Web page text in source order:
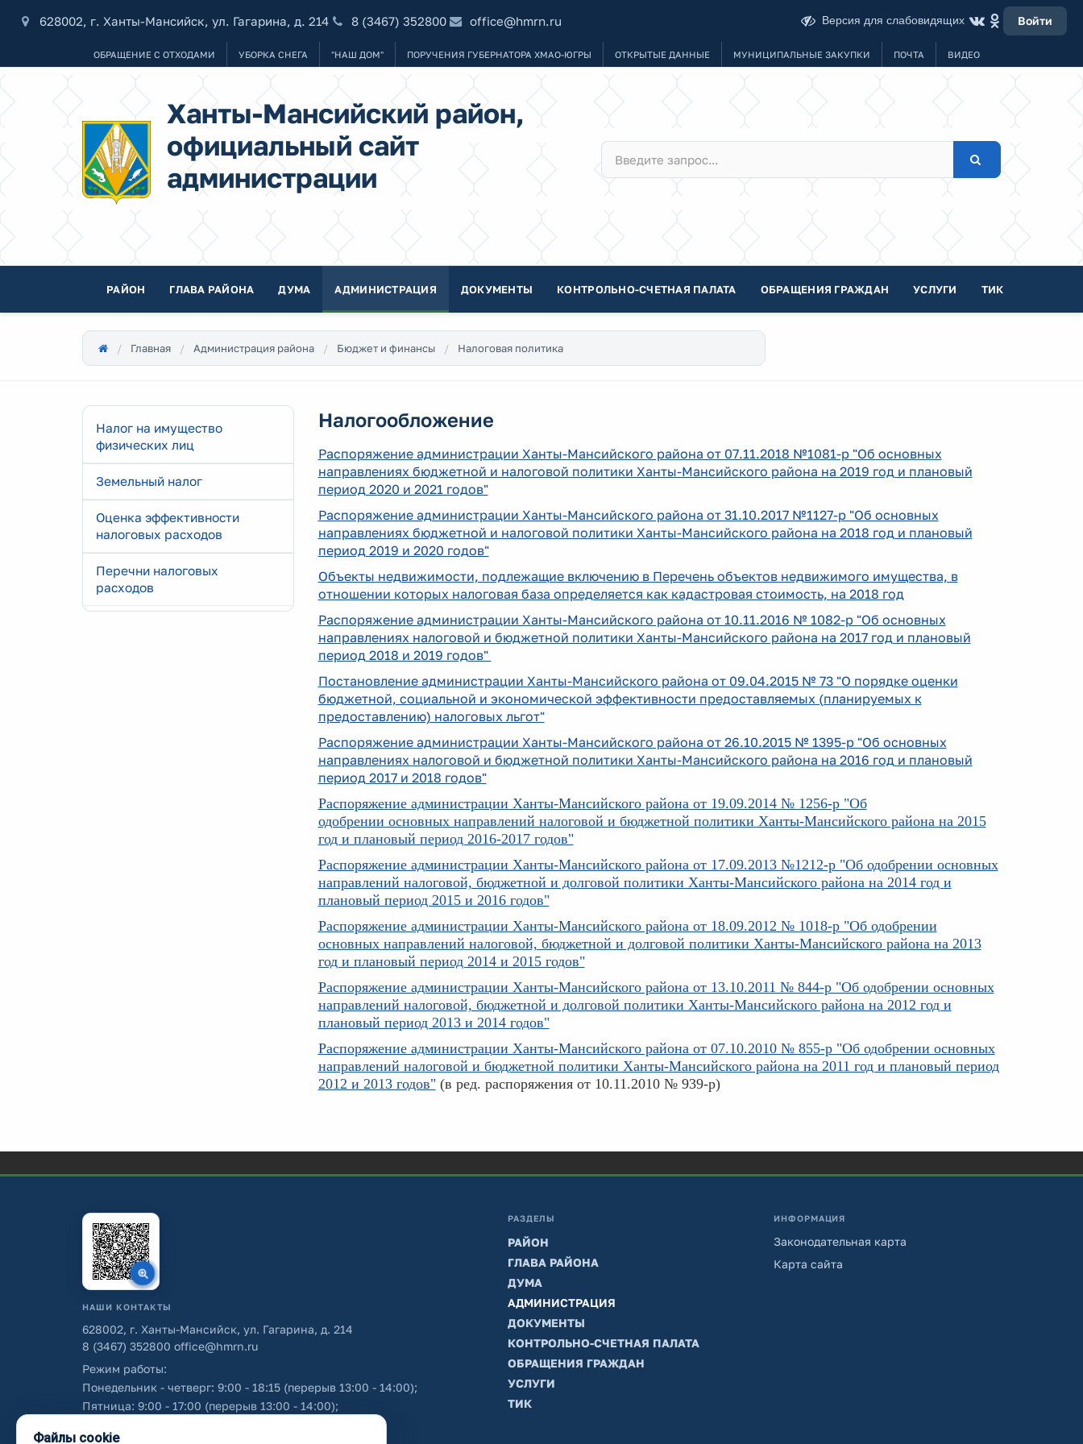
628002, г. Ханты-Мансийск, ул. Гагарина, д. 214 8 (3467) 352800 office@hmrn.ru Версия для слабовидящих Войти
ОБРАЩЕНИЕ С ОТХОДАМИ УБОРКА СНЕГА "НАШ ДОМ" ПОРУЧЕНИЯ ГУБЕРНАТОРА ХМАО-ЮГРЫ ОТКРЫТЫЕ ДАННЫЕ МУНИЦИПАЛЬНЫЕ ЗАКУПКИ ПОЧТА ВИДЕО
Ханты-Мансийский район,
официальный сайт
администрации
РАЙОН ГЛАВА РАЙОНА ДУМА АДМИНИСТРАЦИЯ ДОКУМЕНТЫ КОНТРОЛЬНО-СЧЕТНАЯ ПАЛАТА ОБРАЩЕНИЯ ГРАЖДАН УСЛУГИ ТИК
Главная Администрация района Бюджет и финансы Налоговая политика
Налог на имущество
физических лиц
Земельный налог
Оценка эффективности
налоговых расходов
Перечни налоговых
расходов
Налогообложение
Распоряжение администрации Ханты-Мансийского района от 07.11.2018 №1081-р "Об основных
направлениях бюджетной и налоговой политики Ханты-Мансийского района на 2019 год и плановый
период 2020 и 2021 годов"
Распоряжение администрации Ханты-Мансийского района от 31.10.2017 №1127-р "Об основных
направлениях бюджетной и налоговой политики Ханты-Мансийского района на 2018 год и плановый
период 2019 и 2020 годов"
Объекты недвижимости, подлежащие включению в Перечень объектов недвижимого имущества, в
отношении которых налоговая база определяется как кадастровая стоимость, на 2018 год
Распоряжение администрации Ханты-Мансийского района от 10.11.2016 № 1082-р "Об основных
направлениях налоговой и бюджетной политики Ханты-Мансийского района на 2017 год и плановый
период 2018 и 2019 годов"
Постановление администрации Ханты-Мансийского района от 09.04.2015 № 73 "О порядке оценки
бюджетной, социальной и экономической эффективности предоставляемых (планируемых к
предоставлению) налоговых льгот"
Распоряжение администрации Ханты-Мансийского района от 26.10.2015 № 1395-р "Об основных
направлениях налоговой и бюджетной политики Ханты-Мансийского района на 2016 год и плановый
период 2017 и 2018 годов"
Распоряжение администрации Ханты-Мансийского района от 19.09.2014 № 1256-р "Об
одобрении основных направлений налоговой и бюджетной политики Ханты-Мансийского района на 2015
год и плановый период 2016-2017 годов"
Распоряжение администрации Ханты-Мансийского района от 17.09.2013 №1212-р "Об одобрении основных
направлений налоговой, бюджетной и долговой политики Ханты-Мансийского района на 2014 год и
плановый период 2015 и 2016 годов"
Распоряжение администрации Ханты-Мансийского района от 18.09.2012 № 1018-р "Об одобрении
основных направлений налоговой, бюджетной и долговой политики Ханты-Мансийского района на 2013
год и плановый период 2014 и 2015 годов"
Распоряжение администрации Ханты-Мансийского района от 13.10.2011 № 844-р "Об одобрении основных
направлений налоговой, бюджетной и долговой политики Ханты-Мансийского района на 2012 год и
плановый период 2013 и 2014 годов"
Распоряжение администрации Ханты-Мансийского района от 07.10.2010 № 855-р "Об одобрении основных
направлений налоговой и бюджетной политики Ханты-Мансийского района на 2011 год и плановый период
2012 и 2013 годов"(в ред. распоряжения от 10.11.2010 № 939-р)
НАШИ КОНТАКТЫ
628002, г. Ханты-Мансийск, ул. Гагарина, д. 214
8 (3467) 352800 office@hmrn.ru
Режим работы:
Понедельник - четверг: 9:00 - 18:15 (перерыв 13:00 - 14:00);
Пятница: 9:00 - 17:00 (перерыв 13:00 - 14:00);
РАЗДЕЛЫ
РАЙОН
ГЛАВА РАЙОНА
ДУМА
АДМИНИСТРАЦИЯ
ДОКУМЕНТЫ
КОНТРОЛЬНО-СЧЕТНАЯ ПАЛАТА
ОБРАЩЕНИЯ ГРАЖДАН
УСЛУГИ
ТИК
ИНФОРМАЦИЯ
Законодательная карта
Карта сайта
Файлы cookie